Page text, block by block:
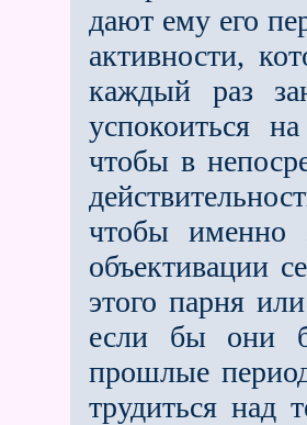
дают ему его
активности,
каждый раз
успокоиться
чтобы в
чтобы именно
объективации
этого парня
если бы они
прошлые
трудиться над